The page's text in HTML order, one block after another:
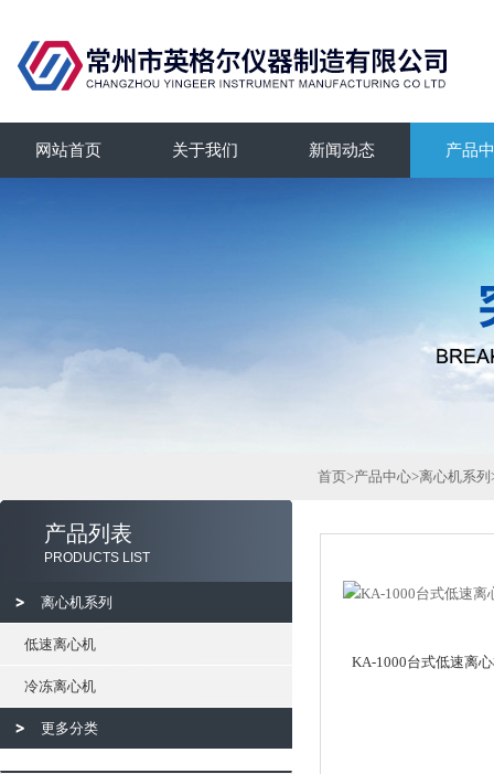
网站首页 关于我们 新闻动态 产品
产品列表
PRODUCTS LIST
离心机系列
低速离心机
冷冻离心机
更多分类
首页>产品中心>离心机系列
KA-1000台式低速离